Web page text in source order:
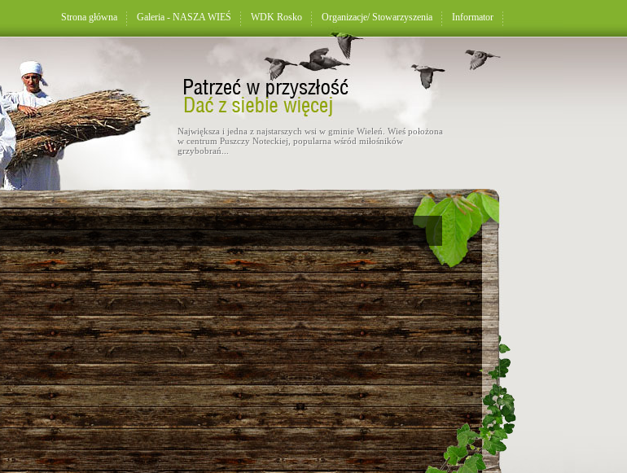
Strona główna Galeria - NASZA WIEŚ WDK Rosko Organizacje/ Stowarzyszenia Informator
Największa i jedna z najstarszych wsi w gminie Wieleń. Wieś położona
w centrum Puszczy Noteckiej, popularna wśród miłośników
grzybobrań...